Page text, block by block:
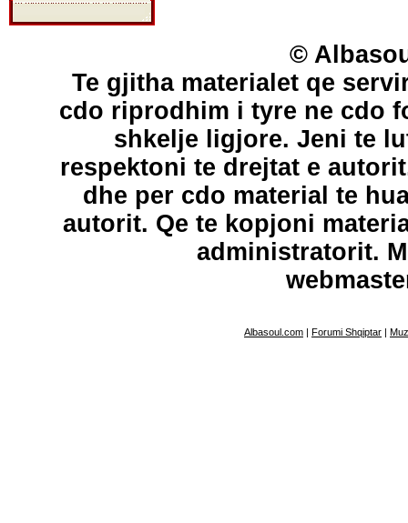
©
Te gjitha materialet qe
cdo riprodhim i tyre ne cdo
shkelje ligjore. Jeni te
respektoni te drejtat e
dhe per cdo material te
autorit. Qe te kopjoni
administratorit.
Albasoul.com | Forumi Shqiptar |